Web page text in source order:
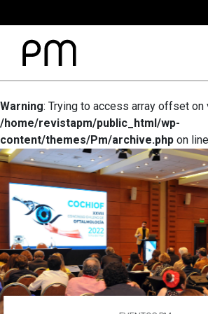
Warning: Trying to access array offset
/home/revistapm/public_html/wp-
content/themes/Pm/archive.php on line